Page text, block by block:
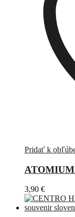
Pridať k
ATOMIUM
3,90 €